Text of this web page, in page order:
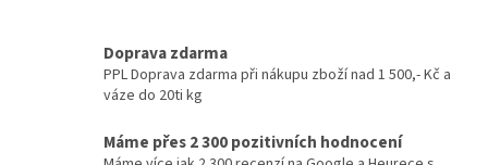
Doprava zdarma
PPL Doprava zdarma při nákupu zboží nad 1 500,- Kč a
váze do 20ti kg
Máme přes 2 300 pozitivních hodnocení